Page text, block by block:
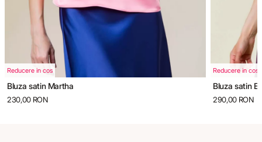
Reducere in cos
Bluza satin Martha
230,00 RON
Reducere in cos
Bluza satin
290,00 RON